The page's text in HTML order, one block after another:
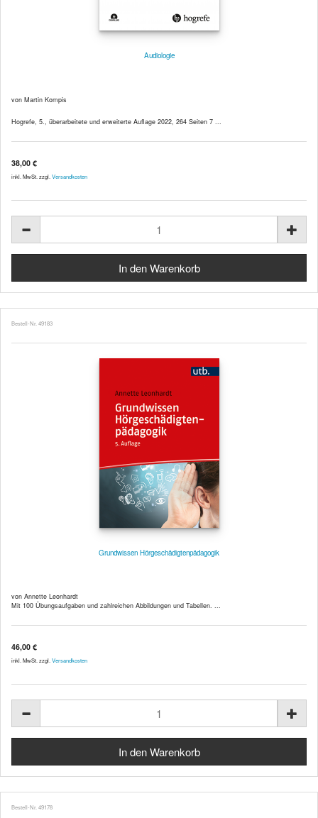
Audiologie
von Martin Kompis
Hogrefe, 5., überarbeitete und erweiterte Auflage 2022, 264 Seiten 7 ...
38,00 €
inkl. MwSt. zzgl. Versandkosten
Bestell-Nr. 49183
Grundwissen Hörgeschädigtenpädagogik
von Annette Leonhardt
Mit 100 Übungsaufgaben und zahlreichen Abbildungen und Tabellen. ...
46,00 €
inkl. MwSt. zzgl. Versandkosten
Bestell-Nr. 49178